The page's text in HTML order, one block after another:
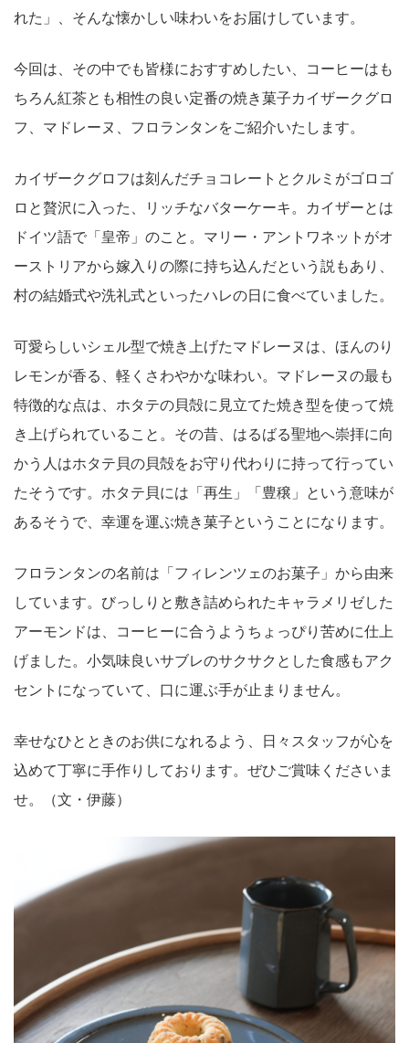
れた」、そんな懐かしい味わいをお届けしています。
今回は、その中でも皆様におすすめしたい、コーヒーはも
ちろん紅茶とも相性の良い定番の焼き菓子カイザークグロ
フ、マドレーヌ、フロランタンをご紹介いたします。
カイザークグロフは刻んだチョコレートとクルミがゴロゴ
ロと贅沢に入った、リッチなバターケーキ。カイザーとは
ドイツ語で「皇帝」のこと。マリー・アントワネットがオ
ーストリアから嫁入りの際に持ち込んだという説もあり、
村の結婚式や洗礼式といったハレの日に食べていました。
可愛らしいシェル型で焼き上げたマドレーヌは、ほんのり
レモンが香る、軽くさわやかな味わい。マドレーヌの最も
特徴的な点は、ホタテの貝殻に見立てた焼き型を使って焼
き上げられていること。その昔、はるばる聖地へ崇拝に向
かう人はホタテ貝の貝殻をお守り代わりに持って行ってい
たそうです。ホタテ貝には「再生」「豊穣」という意味が
あるそうで、幸運を運ぶ焼き菓子ということになります。
フロランタンの名前は「フィレンツェのお菓子」から由来
しています。びっしりと敷き詰められたキャラメリゼした
アーモンドは、コーヒーに合うようちょっぴり苦めに仕上
げました。小気味良いサブレのサクサクとした食感もアク
セントになっていて、口に運ぶ手が止まりません。
幸せなひとときのお供になれるよう、日々スタッフが心を
込めて丁寧に手作りしております。ぜひご賞味くださいま
せ。（文・伊藤）